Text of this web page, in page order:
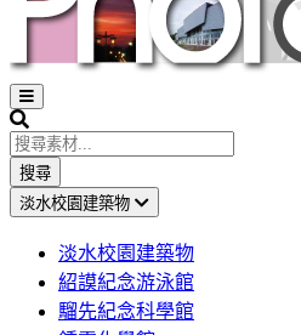
Open
sidebar
Search
搜尋
淡水校園建築物
淡水校園建築物
紹謨紀念游泳館
騮先紀念科學館